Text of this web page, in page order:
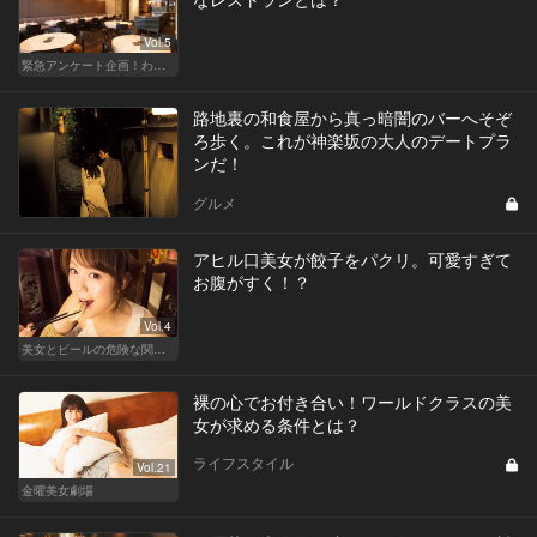
Vol.5
緊急アンケート企画！わたしと＂あの＂レストラン
路地裏の和食屋から真っ暗闇のバーへそぞ
ろ歩く。これが神楽坂の大人のデートプラ
ンだ！
グルメ
Vol.4
美女とビールの危険な関係！ノックアウトの夏の夜
アヒル口美女が餃子をパクリ。可愛すぎて
お腹がすく！？
Vol.21
金曜美女劇場
裸の心でお付き合い！ワールドクラスの美
女が求める条件とは？
ライフスタイル